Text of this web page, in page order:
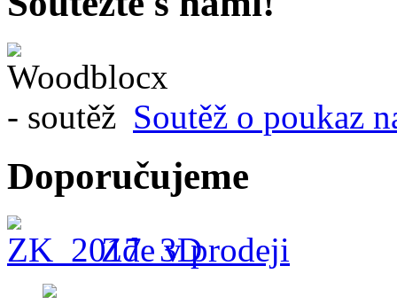
Soutěž o poukaz
Doporučujeme
Zde v prodeji